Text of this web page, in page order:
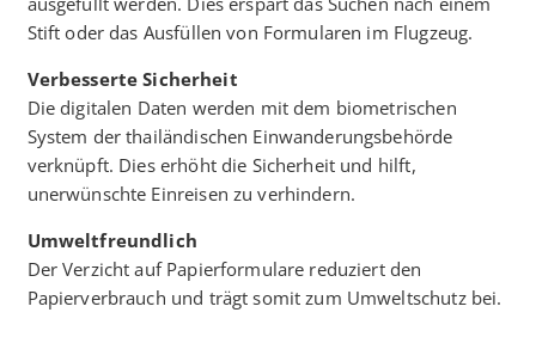
Stift oder das Ausfüllen von Formularen im Flugzeug. ​
Verbesserte Sicherheit
Die digitalen Daten werden mit dem biometrischen
System der thailändischen Einwanderungsbehörde
verknüpft. Dies erhöht die Sicherheit und hilft,
unerwünschte Einreisen zu verhindern. ​
Umweltfreundlich
Der Verzicht auf Papierformulare reduziert den
Papierverbrauch und trägt somit zum Umweltschutz bei.